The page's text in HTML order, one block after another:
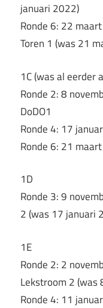
januari 2022)
Ronde 6: 22
Toren 1 (was 21
1C (was al eerder
Ronde 2: 8
DoDO1
Ronde 4: 17
Ronde 6: 21
1D
Ronde 3: 9
2 (was 17 januari
1E
Ronde 2: 2
Lekstroom 2 (was
Ronde 4: 11